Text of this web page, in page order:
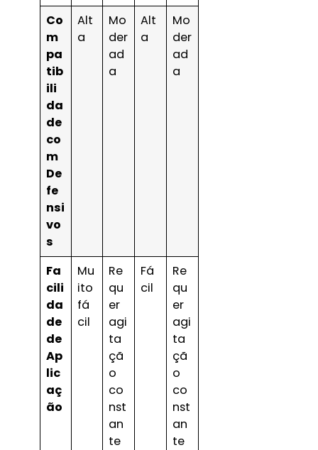
Co
m
pa
tib
ili
da
de
co
m
De
fe
nsi
vo
s
Alt
a
Mo
der
ad
a
Alt
a
Mo
der
ad
a
Fa
cili
da
de
de
Ap
lic
aç
ão
Mu
ito
fá
cil
Re
qu
er
agi
ta
çã
o
co
nst
an
te
Fá
cil
Re
qu
er
agi
ta
çã
o
co
nst
an
te